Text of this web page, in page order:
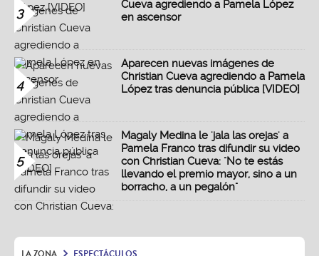
3
Cueva agrediendo a Pamela López
en ascensor
4
Aparecen nuevas imágenes de
Christian Cueva agrediendo a Pamela
López tras denuncia pública [VIDEO]
5
Magaly Medina le 'jala las orejas' a
Pamela Franco tras difundir su video
con Christian Cueva: "No te estás
llevando el premio mayor, sino a un
borracho, a un pegalón"